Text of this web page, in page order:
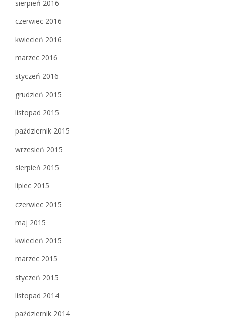
sierpień 2016
czerwiec 2016
kwiecień 2016
marzec 2016
styczeń 2016
grudzień 2015
listopad 2015
październik 2015
wrzesień 2015
sierpień 2015
lipiec 2015
czerwiec 2015
maj 2015
kwiecień 2015
marzec 2015
styczeń 2015
listopad 2014
październik 2014